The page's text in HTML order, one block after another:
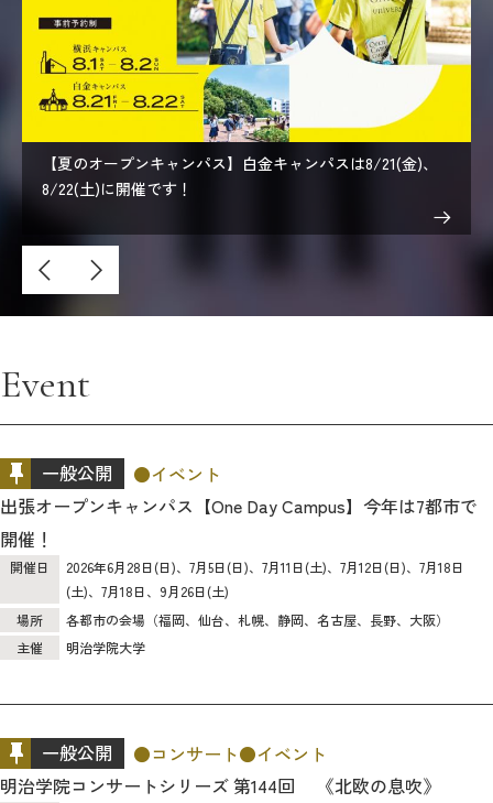
MGグッズ オンラインショップ
（外部サイト）
アクセス
キャンパス
入試情報
お問合わせ
【夏のオープンキャンパス】白金キャンパスは8/21(金)、
8/22(土)に開催です！
Event
一般公開
イベント
出張オープンキャンパス【One Day Campus】今年は7都市で
開催！
開催日
2026年6月28日(日)、7月5日(日)、7月11日(土)、7月12日(日)、7月18日
(土)、7月18日、9月26日(土)
場所
各都市の会場（福岡、仙台、札幌、静岡、名古屋、長野、大阪）
主催
明治学院大学
一般公開 コンサート
イベント
明治学院コンサートシリーズ 第144回 《北欧の息吹》